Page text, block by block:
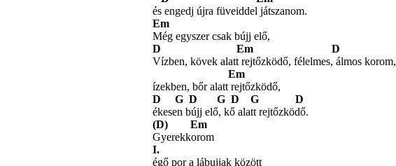
és engedj újra füveiddel játszanom.
Em
Még egyszer csak bújj elő,
D Em D
Vízben, kövek alatt rejtőzködő, félelmes, álmos korom,
Em
ízekben, bőr alatt rejtőzködő,
D G D G D G D
ékesen bújj elő, kő alatt rejtőzködő.
(D) Em
Gyerekkorom
I.
égő por a lábujjak között